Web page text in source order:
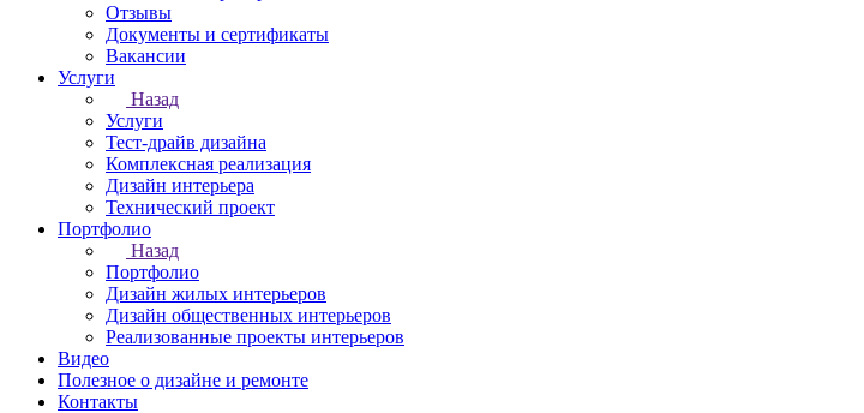
Отзывы
Документы и сертификаты
Вакансии
Услуги
Назад
Услуги
Тест-драйв дизайна
Комплексная реализация
Дизайн интерьера
Технический проект
Портфолио
Назад
Портфолио
Дизайн жилых интерьеров
Дизайн общественных интерьеров
Реализованные проекты интерьеров
Видео
Полезное о дизайне и ремонте
Контакты